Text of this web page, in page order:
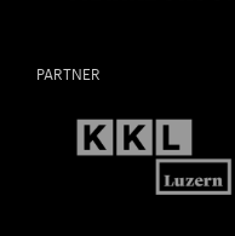
PARTNER